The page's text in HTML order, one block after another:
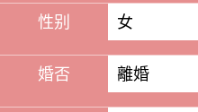
性别 女
婚否 離婚